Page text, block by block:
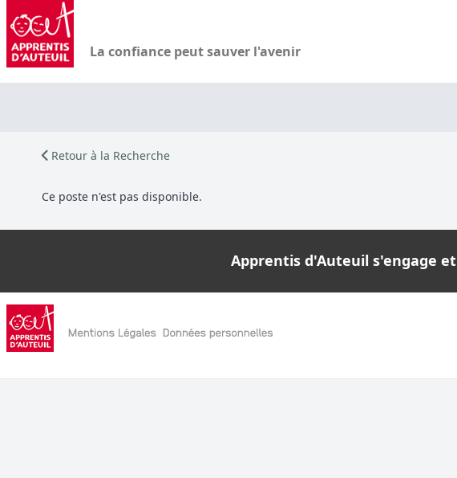
La confiance peut sauver l'avenir
Retour à la Recherche
Ce poste n'est pas disponible.
Apprentis d'Auteuil s'engage